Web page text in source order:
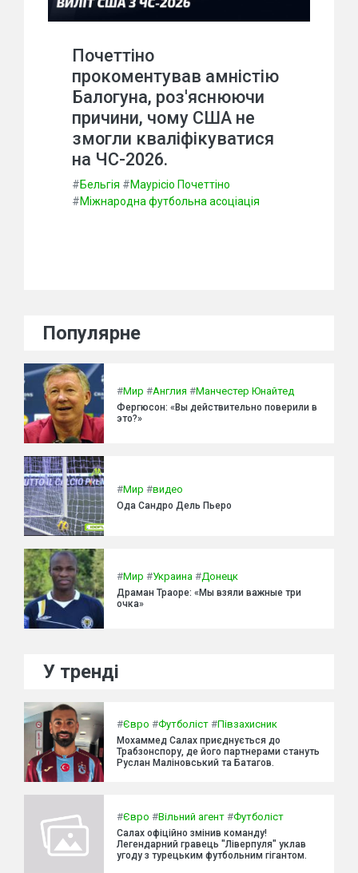
Почеттіно
прокоментував амністію
Балогуна, роз'яснюючи
причини, чому США не
змогли кваліфікуватися
на ЧС-2026.
#Бельгія #Маурісіо Почеттіно
#Міжнародна футбольна асоціація
Популярне
#Мир #Англия #Манчестер Юнайтед
Фергюсон: «Вы действительно поверили в
это?»
#Мир #видео
Ода Сандро Дель Пьеро
#Мир #Украина #Донецк
Драман Траоре: «Мы взяли важные три
очка»
У тренді
#Євро #Футболіст #Півзахисник
Мохаммед Салах приєднується до
Трабзонспору, де його партнерами стануть
Руслан Маліновський та Батагов.
#Євро #Вільний агент #Футболіст
Салах офіційно змінив команду!
Легендарний гравець "Ліверпуля" уклав
угоду з турецьким футбольним гігантом.